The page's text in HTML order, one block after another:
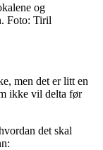
og
Foto: Tiril
men det er litt en
ikke vil delta før
det skal